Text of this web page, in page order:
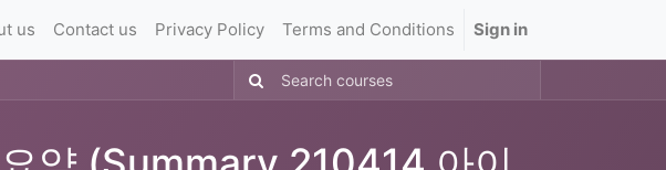
us Contact us Privacy Policy Terms and Conditions Sign in